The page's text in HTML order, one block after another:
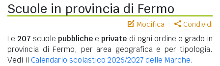
Scuole in provincia di Fermo
Modifica Condividi
Le 207 scuolepubbliche eprivate di ogni ordine e grado in
provincia di Fermo, per area geografica e per tipologia.
Vedi il Calendario scolastico 2026/2027 delle Marche.